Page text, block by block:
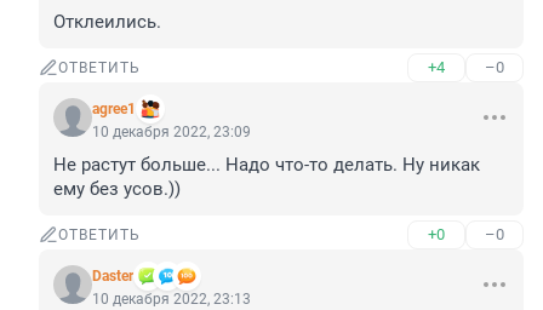
Отклеились.
ОТВЕТИТЬ +4 –0
agree1
10 декабря 2022, 23:09
Не растут больше... Надо что-то делать. Ну никак
ему без усов.))
ОТВЕТИТЬ +0 –0
Daster
10 декабря 2022, 23:13